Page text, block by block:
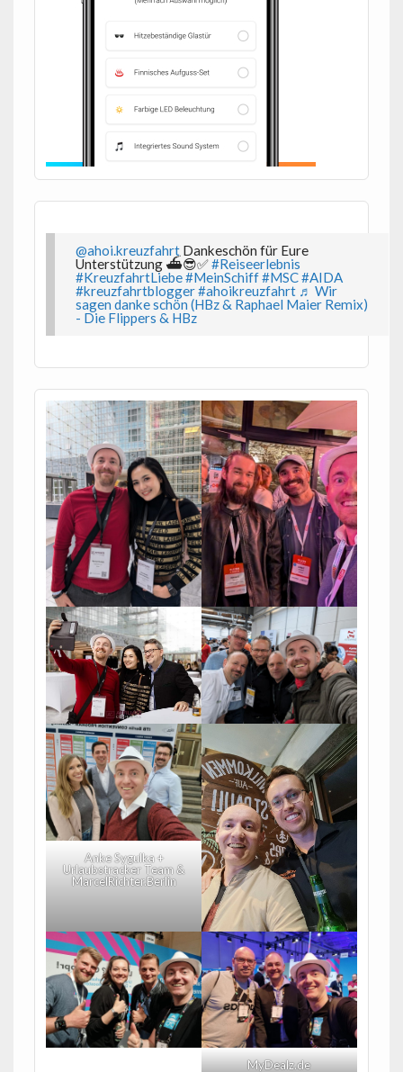
@ahoi.kreuzfahrt Dankeschön für Eure
Unterstützung ⛴️😎✅#Reiseerlebnis
#KreuzfahrtLiebe#MeinSchiff#MSC#AIDA
#kreuzfahrtblogger#ahoikreuzfahrt ♬ Wir
sagen danke schön (HBz & Raphael Maier Remix)
- Die Flippers & HBz
Anke Sygulka +
Urlaubstracker Team &
MarcelRichter.Berlin
MyDealz.de